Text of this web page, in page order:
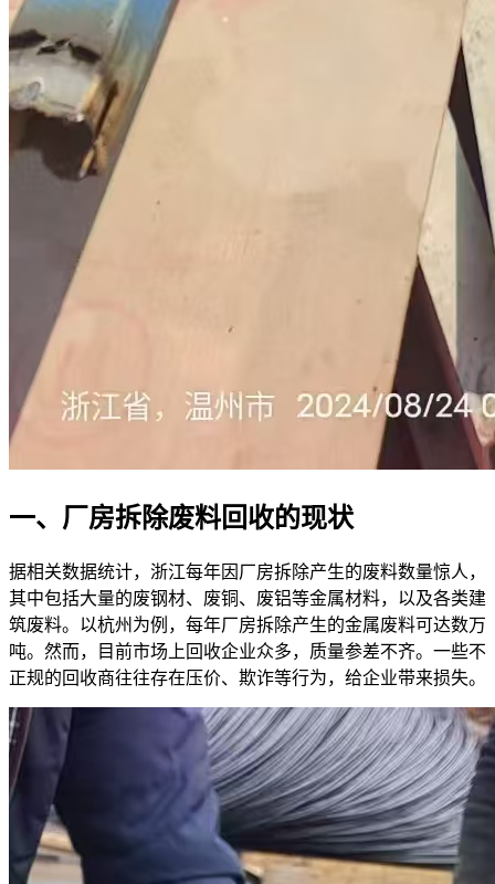
一、厂房拆除废料回收的现状
据相关数据统计，浙江每年因厂房拆除产生的废料数量惊人，
其中包括大量的废钢材、废铜、废铝等金属材料，以及各类建
筑废料。以杭州为例，每年厂房拆除产生的金属废料可达数万
吨。然而，目前市场上回收企业众多，质量参差不齐。一些不
正规的回收商往往存在压价、欺诈等行为，给企业带来损失。